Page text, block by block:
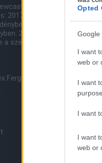
Opted
Google
I want
web or
I want
I want
I want
web or
United (2010-tõl)
2017-ig
0
2
széleken is bevethetõ
Ferguson az Afrika Kupa